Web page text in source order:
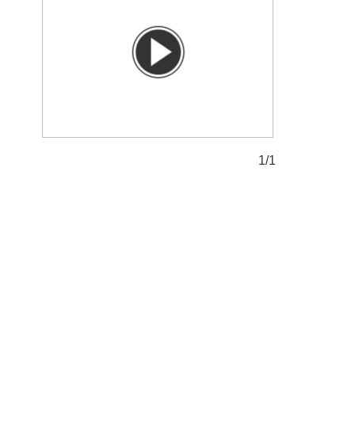
1/1